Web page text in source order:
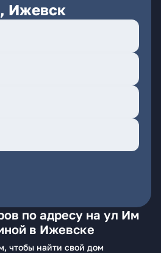
Ижевск
по адресу на ул Им
в Ижевске
чтобы найти свой дом